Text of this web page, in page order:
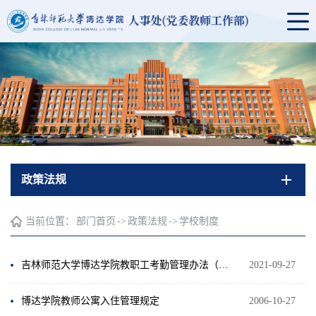
政策法规
当前位置： 部门首页 -> 政策法规 -> 学校制度
2021-09-27
2006-10-27
博达学院教师公寓入住管理规定